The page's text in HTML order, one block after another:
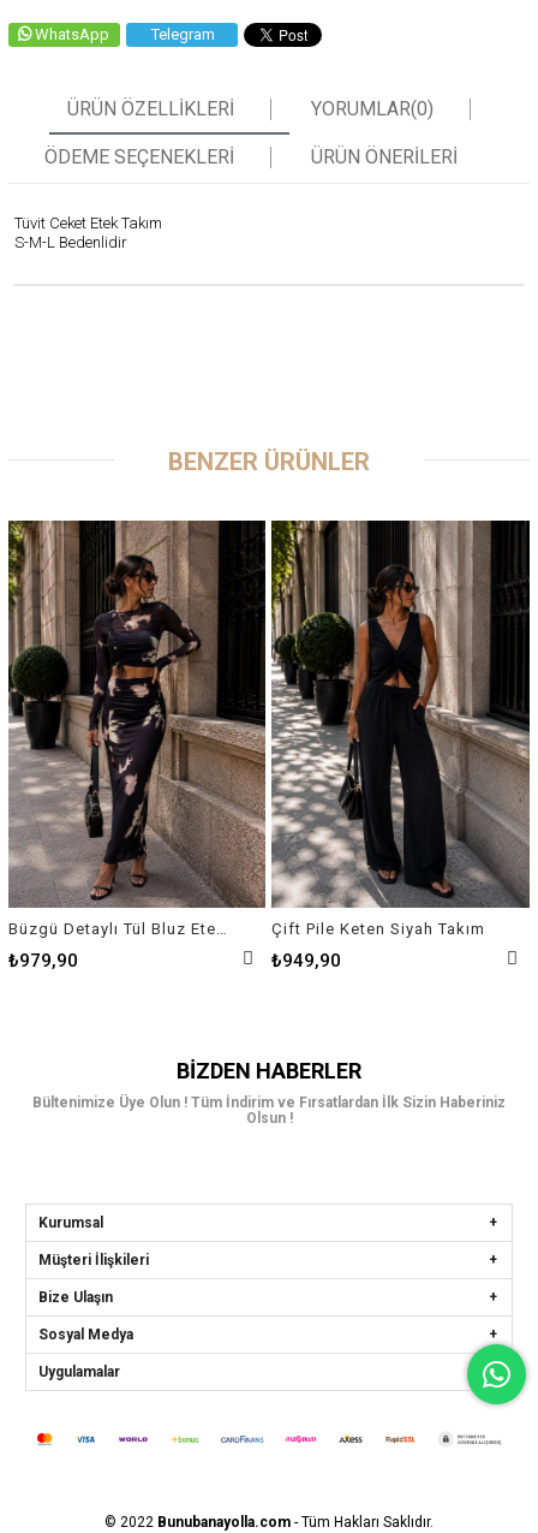
WhatsApp Telegram
ÜRÜN ÖZELLIKLERI YORUMLAR(0)
ÖDEME SEÇENEKLERI ÜRÜN ÖNERILERI
Tüvit Ceket Etek Takım
S-M-L Bedenlidir
BENZER ÜRÜNLER
₺979,90
Çift Pile Keten Siyah Takım
₺949,90
BIZDEN HABERLER
Bültenimize Üye Olun ! Tüm İndirim ve Fırsatlardan İlk Sizin Haberiniz
Olsun !
Kurumsal
Müşteri İlişkileri
Bize Ulaşın
Sosyal Medya
Uygulamalar
© 2022 Bunubanayolla.com- Tüm Hakları Saklıdır.